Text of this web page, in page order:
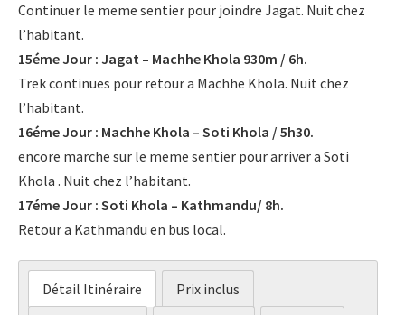
Continuer le meme sentier pour joindre Jagat. Nuit chez
l’habitant.
15éme Jour : Jagat – Machhe Khola 930m / 6h.
Trek continues pour retour a Machhe Khola. Nuit chez
l’habitant.
16éme Jour : Machhe Khola – Soti Khola / 5h30.
encore marche sur le meme sentier pour arriver a Soti
Khola . Nuit chez l’habitant.
17éme Jour : Soti Khola – Kathmandu/ 8h.
Retour a Kathmandu en bus local.
Détail Itinéraire
Prix inclus